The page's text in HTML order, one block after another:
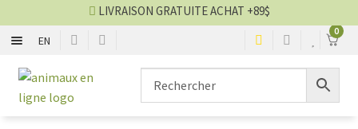
EN
0
Aller
à
Aller
au
LIVRAISON GRATUITE ACHAT +89$
CHIENS